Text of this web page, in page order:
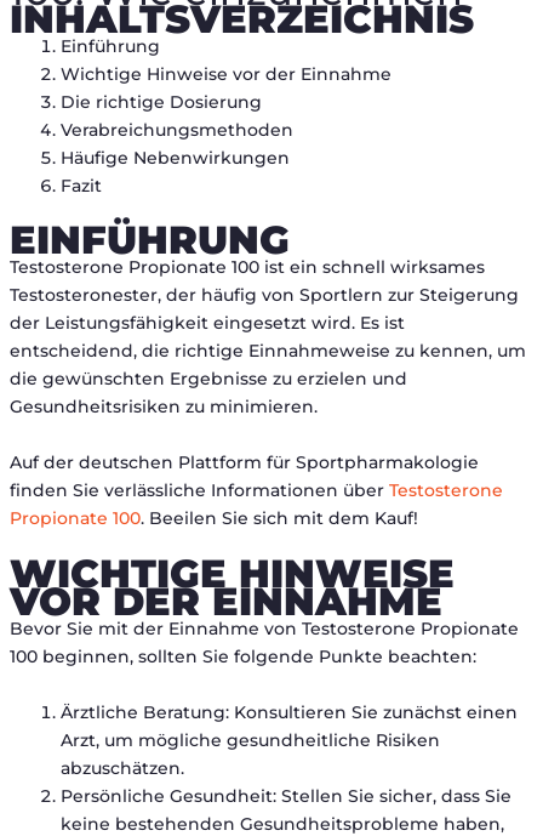
INHALTSVERZEICHNIS
Einführung
Wichtige Hinweise vor der Einnahme
Die richtige Dosierung
Verabreichungsmethoden
Häufige Nebenwirkungen
Fazit
EINFÜHRUNG
Testosterone Propionate 100 ist ein schnell wirksames
Testosteronester, der häufig von Sportlern zur Steigerung
der Leistungsfähigkeit eingesetzt wird. Es ist
entscheidend, die richtige Einnahmeweise zu kennen, um
die gewünschten Ergebnisse zu erzielen und
Gesundheitsrisiken zu minimieren.
Auf der deutschen Plattform für Sportpharmakologie
finden Sie verlässliche Informationen über Testosterone
Propionate 100. Beeilen Sie sich mit dem Kauf!
WICHTIGE HINWEISE
VOR DER EINNAHME
Bevor Sie mit der Einnahme von Testosterone Propionate
100 beginnen, sollten Sie folgende Punkte beachten:
Ärztliche Beratung: Konsultieren Sie zunächst einen
Arzt, um mögliche gesundheitliche Risiken
abzuschätzen.
Persönliche Gesundheit: Stellen Sie sicher, dass Sie
keine bestehenden Gesundheitsprobleme haben,